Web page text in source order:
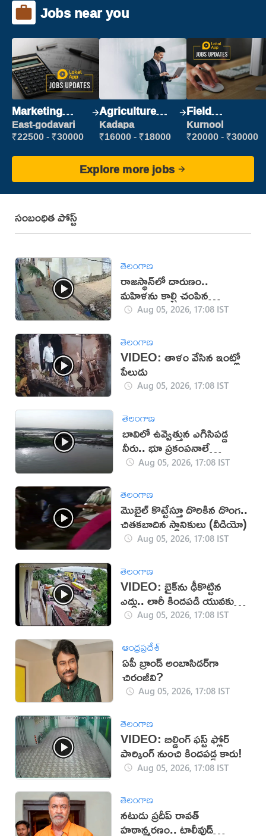
Jobs near you
Marketing
Executive
East-godavari
₹22500 - ₹30000
Agriculture
Labour
Kadapa
₹16000 - ₹18000
Field
Marketing
Executive
Kurnool
₹20000 - ₹30000
Explore more jobs
సంబంధిత పోస్ట్
తెలంగాణ
రాజస్థాన్‌లో దారుణం..
మహిళను కాల్చి చంపిన
యువకుడు (వీడియో)
Aug 05, 2026, 17:08 IST
తెలంగాణ
VIDEO: తాళం వేసిన ఇంట్లో
పేలుడు
Aug 05, 2026, 17:08 IST
తెలంగాణ
బావిలో ఉవ్వెత్తున ఎగిసిపడ్డ
నీరు.. భూ ప్రకంపనాలే
కారణమా?
Aug 05, 2026, 17:08 IST
తెలంగాణ
మొబైల్ కొట్టేస్తూ దొరికిన దొంగ..
చితకబాదిన స్థానికులు (వీడియో)
Aug 05, 2026, 17:08 IST
తెలంగాణ
VIDEO: బైక్‌ను ఢీకొట్టిన
ఎద్దు.. లారీ కిందపడి యువకుడు
మృతి!Aug 05, 2026, 17:08 IST
ఆంధ్రప్రదేశ్
ఏపీ బ్రాండ్ అంబాసిడర్‌గా
చిరంజీవి?
Aug 05, 2026, 17:08 IST
తెలంగాణ
VIDEO: బిల్డింగ్ ఫస్ట్ ఫ్లోర్
పార్కింగ్ నుంచి కిందపడ్డ కారు!
Aug 05, 2026, 17:08 IST
తెలంగాణ
నటుడు ప్రదీప్ రావత్
హఠాన్మరణం.. టాలీవుడ్